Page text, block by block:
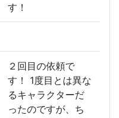
す！
２回目の依頼で
す！ 1度目とは異な
るキャラクターだ
ったのですが、ち